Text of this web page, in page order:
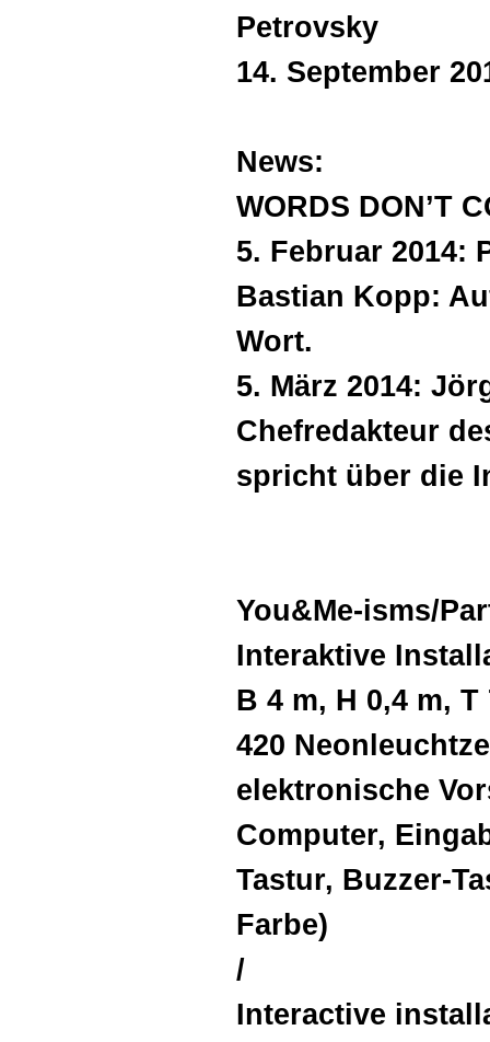
Petrovsky
14. September
News:
WORDS DON’T
5. Februar 2014:
Bastian Kopp:
Wort.
5. März 2014:
Chefredakteur
spricht über die
You&Me-isms/
Interaktive
B 4 m, H 0,4 m, T
420
elektronische
Computer,
Tastur, Buzzer-
Farbe)
/
Interactive